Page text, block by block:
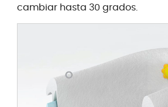
cambiar hasta 30 grados.